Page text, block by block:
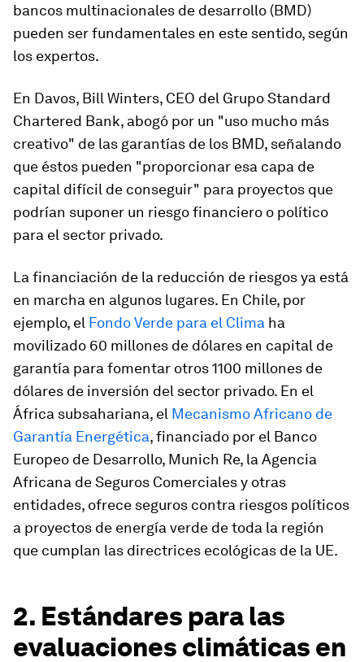
bancos multinacionales de desarrollo (BMD)
pueden ser fundamentales en este sentido, según
los expertos.
En Davos, Bill Winters, CEO del Grupo Standard
Chartered Bank, abogó por un "uso mucho más
creativo" de las garantías de los BMD, señalando
que éstos pueden "proporcionar esa capa de
capital difícil de conseguir" para proyectos que
podrían suponer un riesgo financiero o político
para el sector privado.
La financiación de la reducción de riesgos ya está
en marcha en algunos lugares. En Chile, por
ejemplo, el Fondo Verde para el Clima ha
movilizado 60 millones de dólares en capital de
garantía para fomentar otros 1100 millones de
dólares de inversión del sector privado. En el
África subsahariana, el Mecanismo Africano de
Garantía Energética, financiado por el Banco
Europeo de Desarrollo, Munich Re, la Agencia
Africana de Seguros Comerciales y otras
entidades, ofrece seguros contra riesgos políticos
a proyectos de energía verde de toda la región
que cumplan las directrices ecológicas de la UE.
2. Estándares para las
evaluaciones climáticas en